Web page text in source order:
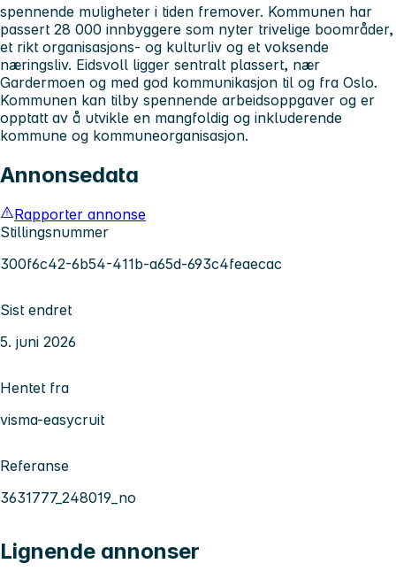
spennende muligheter i tiden fremover. Kommunen har
passert 28 000 innbyggere som nyter trivelige boområder,
et rikt organisasjons- og kulturliv og et voksende
næringsliv. Eidsvoll ligger sentralt plassert, nær
Gardermoen og med god kommunikasjon til og fra Oslo.
Kommunen kan tilby spennende arbeidsoppgaver og er
opptatt av å utvikle en mangfoldig og inkluderende
kommune og kommuneorganisasjon.
Annonsedata
Rapporter annonse
Stillingsnummer
300f6c42-6b54-411b-a65d-693c4feaecac
Sist endret
5. juni 2026
Hentet fra
visma-easycruit
Referanse
3631777_248019_no
Lignende annonser